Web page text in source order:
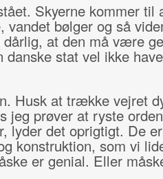
Skyerne kommer til
vandet bølger og så
at den må være
danske stat vel ikke
Husk at trække vejret
jeg prøver at ryste
lyder det oprigtigt. De
konstruktion, som vi
er genial. Eller